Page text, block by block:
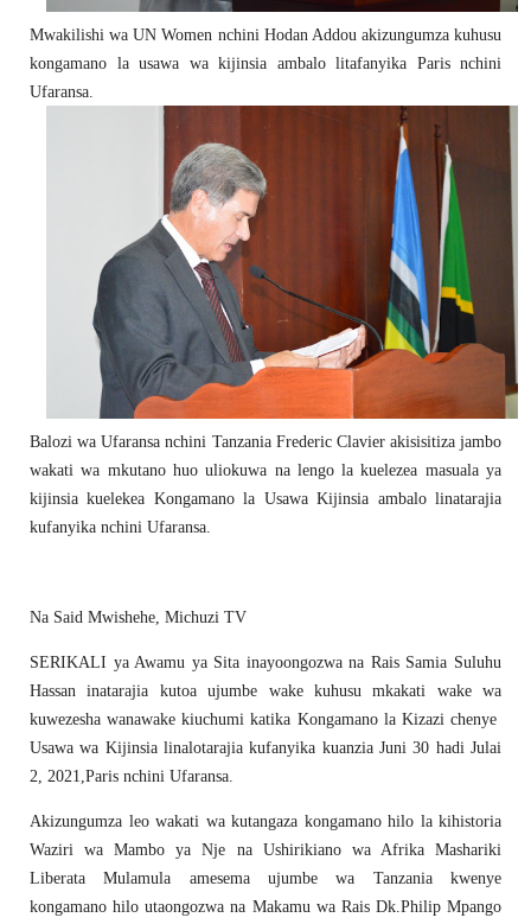
Mwakilishi wa UN Women nchini Hodan Addou akizungumza kuhusu
kongamano la usawa wa kijinsia ambalo litafanyika Paris nchini
Ufaransa.
Balozi wa Ufaransa nchini Tanzania Frederic Clavier akisisitiza jambo
wakati wa mkutano huo uliokuwa na lengo la kuelezea masuala ya
kijinsia kuelekea Kongamano la Usawa Kijinsia ambalo linatarajia
kufanyika nchini Ufaransa.
Na Said Mwishehe, Michuzi TV
SERIKALI ya Awamu ya Sita inayoongozwa na Rais Samia Suluhu
Hassan inatarajia kutoa ujumbe wake kuhusu mkakati wake wa
kuwezesha wanawake kiuchumi katika Kongamano la Kizazi chenye
Usawa wa Kijinsia linalotarajia kufanyika kuanzia Juni 30 hadi Julai
2, 2021,Paris nchini Ufaransa.
Akizungumza leo wakati wa kutangaza kongamano hilo la kihistoria
Waziri wa Mambo ya Nje na Ushirikiano wa Afrika Mashariki
Liberata Mulamula amesema ujumbe wa Tanzania kwenye
kongamano hilo utaongozwa na Makamu wa Rais Dk.Philip Mpango